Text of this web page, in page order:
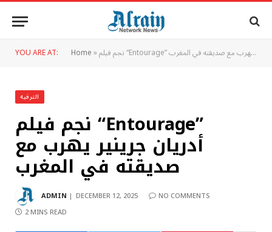
YOU ARE AT: Home» نجم فيلم “Entourage” أدريان جرينير يهرب مع صديقته في المغرب
الترفيه
نجم فيلم “Entourage”
أدريان جرينير يهرب مع
صديقته في المغرب
ADMIN DECEMBER 12, 2025
NO COMMENTS
2 MINS READ